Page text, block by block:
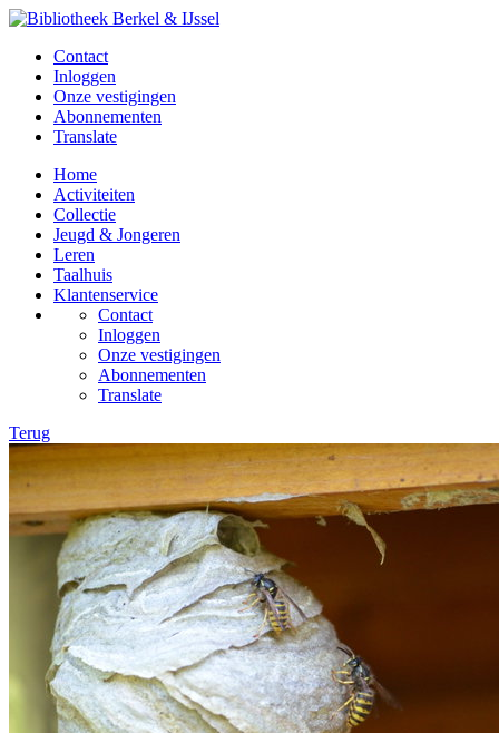
Contact
Inloggen
Onze vestigingen
Abonnementen
Translate
Home
Activiteiten
Collectie
Jeugd & Jongeren
Leren
Taalhuis
Klantenservice
Contact
Inloggen
Onze vestigingen
Abonnementen
Translate
Terug